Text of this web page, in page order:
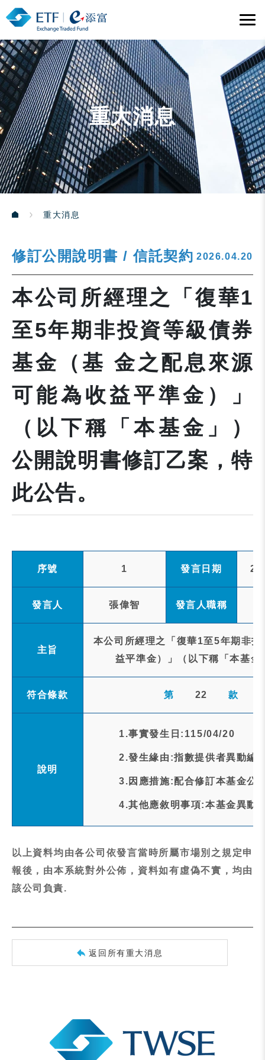
重大消息
重大消息
修訂公開說明書 / 信託契約 2026.04.20
本公司所經理之「復華1
至5年期非投資等級債券
基金（基 金之配息來源
可能為收益平準金）」
（以下稱「本基金」）
公開說明書修訂乙案，特
此公告。
序號 1 發言日期
發言人 張偉智 發言人職稱
主旨
本公司所經理之「復華1至5年期非
益平準金）」（以下稱「本基
符合條款 第 22 款
說明
1.事實發生日:115/04/20
2.發生緣由:指數提供者異動編
3.因應措施:配合修訂本基金公
4.其他應敘明事項:本基金異動
以上資料均由各公司依發言當時所屬市場別之規定申
報後，由本系統對外公佈，資料如有虛偽不實，均由
該公司負責.
返回所有重大消息